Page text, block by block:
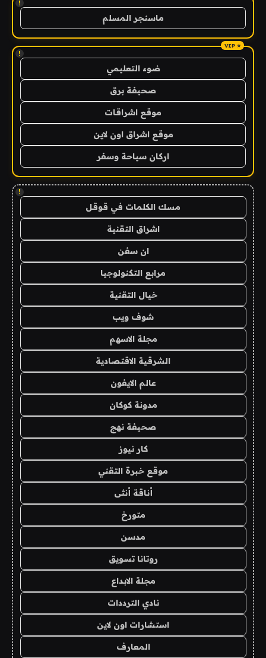
!
ماسنجر المسلم
!
ضوء التعليمي
صحيفة برق
موقع اشراقات
موقع اشراق اون لاين
اركان سياحة وسفر
!
مسك الكلمات في قوقل
اشراق التقنية
ان سفن
مرابع التكنولوجيا
خيال التقنية
شوف ويب
مجلة الاسهم
الشرقية الاقتصادية
عالم الايفون
مدونة كوكان
صحيفة نهج
كار نيوز
موقع خبرة التقني
أناقة أنثى
متورخ
مدسن
روتانا تسويق
مجلة الابداع
نادي الترددات
استشارات اون لاين
المعارف